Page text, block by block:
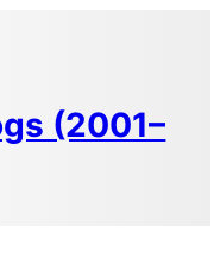
(2001–